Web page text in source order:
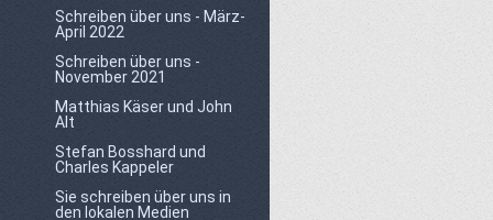
Schreiben über uns - März-
April 2022
Schreiben über uns -
November 2021
Matthias Käser und John
Alt
Stefan Bosshard und
Charles Kappeler
Sie schreiben über uns in
den lokalen Medien